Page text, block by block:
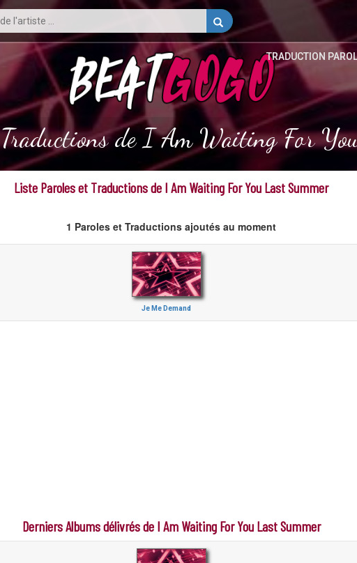
TRADUCTION
de I Am Waiting For
Liste Paroles et Traductions de I Am Waiting For You Last Summer
1 Paroles et Traductions ajoutés au moment
Je Me Demand
Derniers Albums délivrés de I Am Waiting For You Last Summer